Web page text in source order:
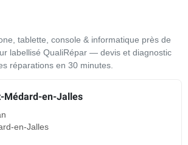
tablette, console & informatique près de
labellisé QualiRépar — devis et diagnostic
réparations en 30 minutes.
Médard-en-Jalles
en-Jalles